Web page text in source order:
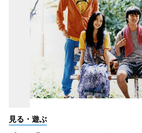
見る・遊ぶ